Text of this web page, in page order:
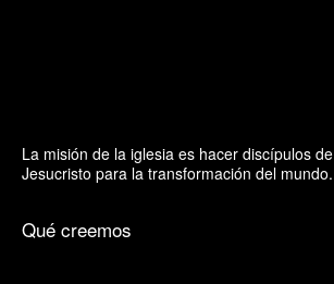
La misión de la iglesia es hacer discípulos de
Jesucristo para la transformación del mundo.
Qué creemos